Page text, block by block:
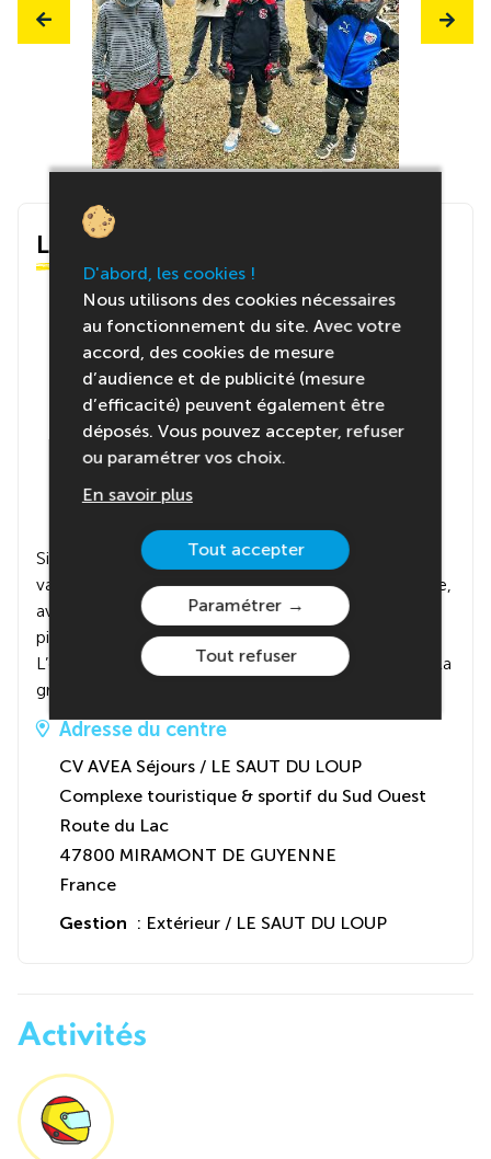
Le centre
Situé en plein cœur du Sud-Ouest, le village
vacances t’accueille dans un véritable coin de nature,
avec une immense forêt, un lac de 10 ha, une
piscine, un complexe sportif et une base de loisirs.
L’endroit parfait pour s’amuser, se dépenser et vivre la
grande aventure !
Adresse du centre
CV AVEA Séjours / LE SAUT DU LOUP
Complexe touristique & sportif du Sud Ouest
Route du Lac
47800 MIRAMONT DE GUYENNE
France
Gestion : Extérieur / LE SAUT DU LOUP
Activités
D'abord, les cookies !
Nous utilisons des cookies nécessaires
au fonctionnement du site. Avec votre
accord, des cookies de mesure
d’audience et de publicité (mesure
d’efficacité) peuvent également être
déposés. Vous pouvez accepter, refuser
ou paramétrer vos choix.
En savoir plus
Tout accepter
Paramétrer
Tout refuser